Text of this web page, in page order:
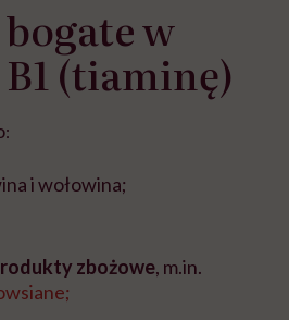
w
(tiaminę)
:
i wołowina;
zbożowe, m.in.